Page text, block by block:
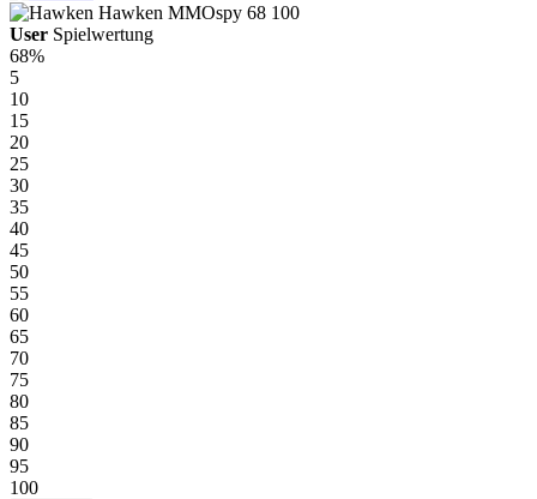
Hawken MMOspy 68 100
User Spielwertung
68%
5
10
15
20
25
30
35
40
45
50
55
60
65
70
75
80
85
90
95
100